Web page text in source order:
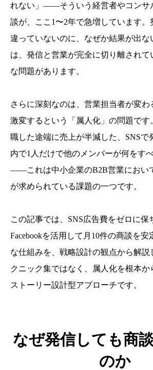
れない」——そういう経営者やコンサ
談が、ここ1〜2年で急増しています。
違っていないのに、なぜか結果が出な
は、発信と営業が完全に切り離されて
な問題があります。
さらに深刻なのは、営業担当者が変
激変するという「属人化」の問題です
職した途端に売上が半減した、SNSで
内で1人だけで他のメンバーが何をす
——これは中小企業のB2B営業におい
が求められている課題の一つです。
この記事では、SNS広告費をゼロに保
Facebookを活用して月10件の商談を安
な仕組みを、戦略設計の観点から解説
クニック集ではなく、属人化を根本
ストーリー設計型アプローチです。
なぜ発信しても商
のか